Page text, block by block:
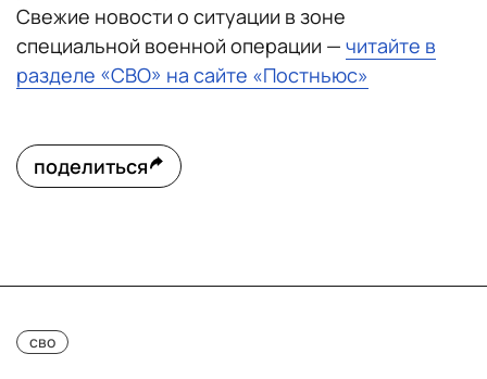
Свежие новости о ситуации в зоне
специальной военной операции — читайте в
разделе «СВО» на сайте «Постньюс»
поделиться
сво